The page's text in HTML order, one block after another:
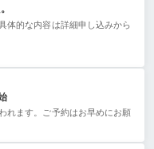
体的な内容は詳細申し込みから
れます。ご予約はお早めにお願